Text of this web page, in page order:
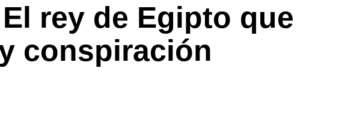
rey de Egipto que
conspiración